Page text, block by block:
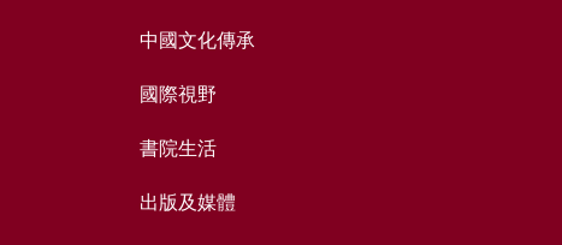
中國文化傳承
國際視野
書院生活
出版及媒體